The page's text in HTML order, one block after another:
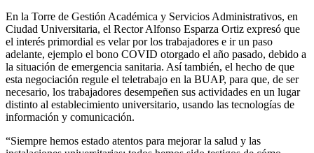
En la Torre de Gestión Académica y Servicios Administrativos, en
Ciudad Universitaria, el Rector Alfonso Esparza Ortiz expresó que
el interés primordial es velar por los trabajadores e ir un paso
adelante, ejemplo el bono COVID otorgado el año pasado, debido a
la situación de emergencia sanitaria. Así también, el hecho de que
esta negociación regule el teletrabajo en la BUAP, para que, de ser
necesario, los trabajadores desempeñen sus actividades en un lugar
distinto al establecimiento universitario, usando las tecnologías de
información y comunicación.
“Siempre hemos estado atentos para mejorar la salud y las